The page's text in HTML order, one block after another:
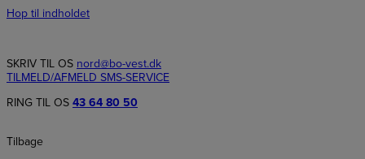
Hop til indholdet
SKRIV TIL OS nord@bo-vest.dk
TILMELD/AFMELD SMS-SERVICE
RING TIL OS 43 64 80 50
Tilbage